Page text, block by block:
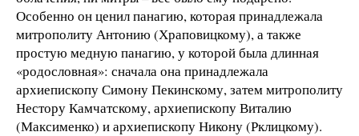
Особенно он ценил панагию, которая принадлежала
митрополиту Антонию (Храповицкому), а также
простую медную панагию, у которой была длинная
«родословная»: сначала она принадлежала
архиепископу Симону Пекинскому, затем митрополиту
Нестору Камчатскому, архиепископу Виталию
(Максименко) и архиепископу Никону (Рклицкому).